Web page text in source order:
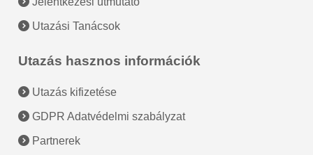
Utazási Tanácsok
Utazás hasznos információk
Utazás kifizetése
GDPR Adatvédelmi szabályzat
Partnerek